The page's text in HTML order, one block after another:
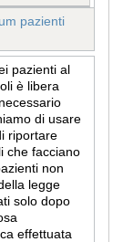
pazienti
pazienti al
è libera
di usare
riportare
che facciano
non
legge
solo dopo
effettuata